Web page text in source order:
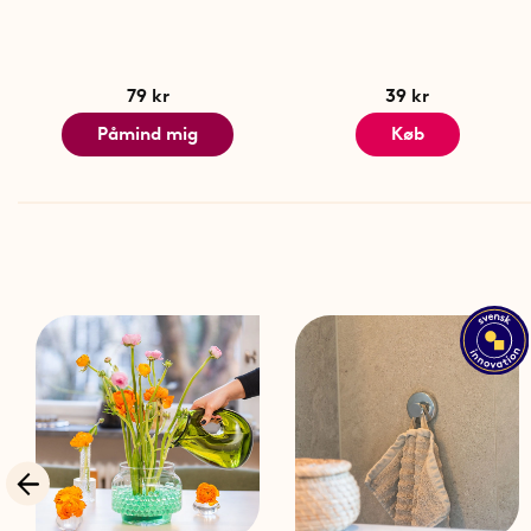
79 kr
Påmind mig
39 kr
Køb